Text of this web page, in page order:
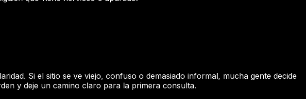
Si el sitio se ve viejo, confuso o demasiado informal, mucha gente decide
y deje un camino claro para la primera consulta.